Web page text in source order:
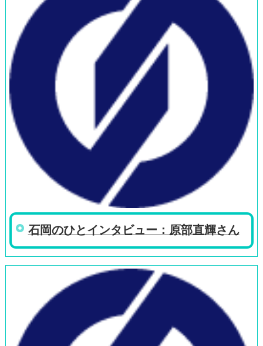
石岡のひとインタビュー：原部直輝さん